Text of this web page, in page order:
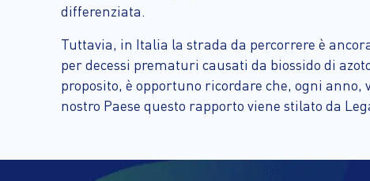
differenziata.
Tuttavia, in Italia la strada da percorrere è
per decessi prematuri causati da biossido di
proposito, è opportuno ricordare che, ogni anno,
nostro Paese questo rapporto viene stilato da